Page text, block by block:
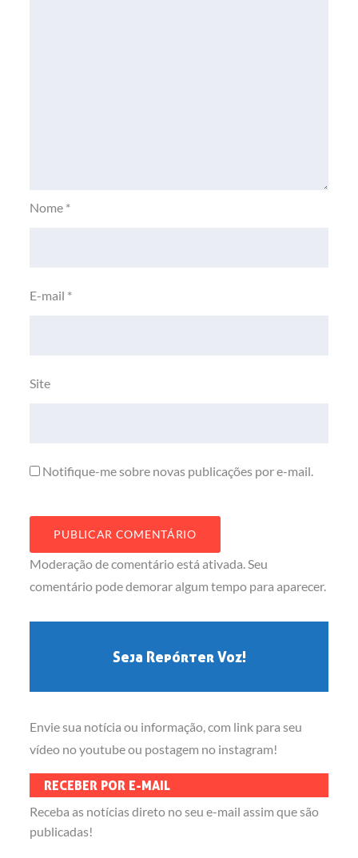
Nome *
E-mail *
Site
Notifique-me sobre novas publicações por e-mail.
Moderação de comentário está ativada. Seu
comentário pode demorar algum tempo para aparecer.
Seja Repórter Voz!
Envie sua notícia ou informação, com link para seu
vídeo no youtube ou postagem no instagram!
RECEBER POR E-MAIL
Receba as notícias direto no seu e-mail assim que são
publicadas!